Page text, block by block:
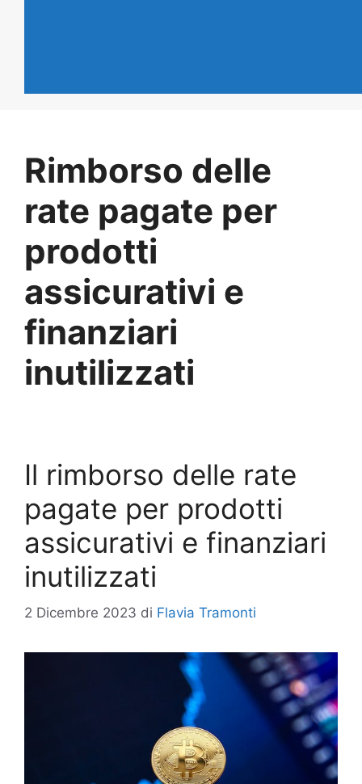
Rimborso delle
rate pagate per
prodotti
assicurativi e
finanziari
inutilizzati
Il rimborso delle rate
pagate per prodotti
assicurativi e finanziari
inutilizzati
2 Dicembre 2023 di Flavia Tramonti